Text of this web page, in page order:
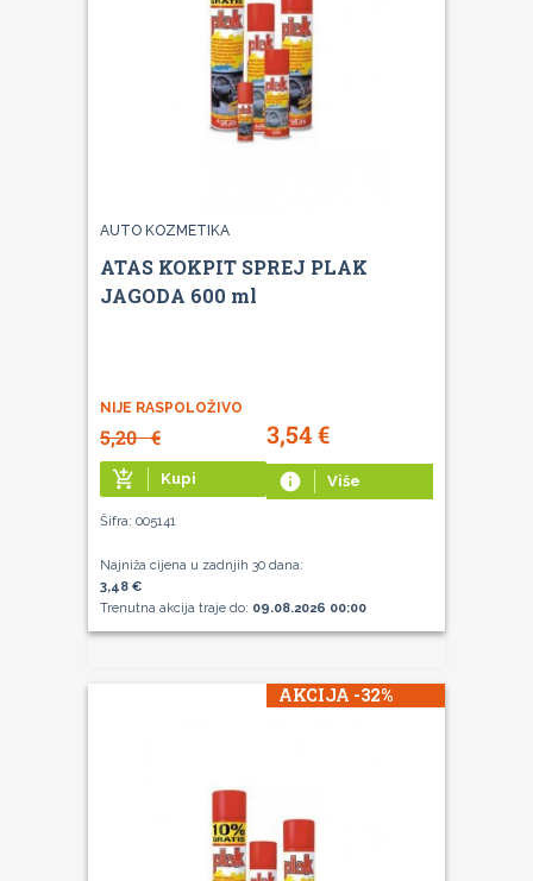
AUTO KOZMETIKA
ATAS KOKPIT SPREJ PLAK
JAGODA 600 ml
NIJE RASPOLOŽIVO
5,20€ 3,54€
add_shopping_cart Kupi info Više
Šifra: 005141
Najniža cijena u zadnjih 30 dana:
3,48 €
Trenutna akcija traje do: 09.08.2026 00:00
AKCIJA -32%